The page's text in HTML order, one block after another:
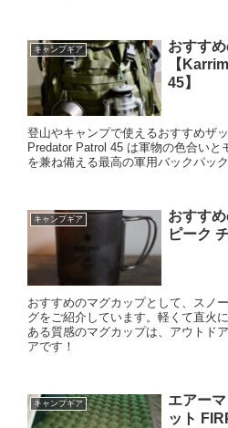
キャンプギア
おすす
【
45】
登山やキャンプで使えるおすすめザ
Predator Patrol 45 は軍物の色合いと
を兼ね備える最高の軍用バックパック
キャンプギア
おすす
ピーク
おすすめのマグカップとして、スノ
グをご紹介しています。軽くて直火
ある質感のマグカップは、アウトド
アです！
キャンプギア
エアー
ット